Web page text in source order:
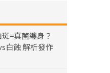
=真菌纏身？
白蝕 解析發作